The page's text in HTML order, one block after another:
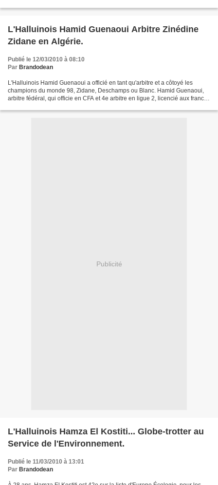
L'Halluinois Hamid Guenaoui Arbitre Zinédine
Zidane en Algérie.
Publié le 12/03/2010 à 08:10
Par Brandodean
L'Halluinois Hamid Guenaoui a officié en tant qu'arbitre et a côtoyé les
champions du monde 98, Zidane, Deschamps ou Blanc. Hamid Guenaoui,
arbitre fédéral, qui officie en CFA et 4e arbitre en ligue 2, licencié aux franco-
Publicité
L'Halluinois Hamza El Kostiti... Globe-trotter au
Service de l'Environnement.
Publié le 11/03/2010 à 13:01
Par Brandodean